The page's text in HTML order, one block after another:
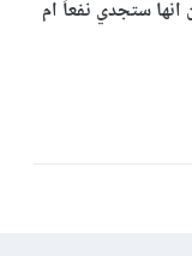
ستجدي نفعاً ام